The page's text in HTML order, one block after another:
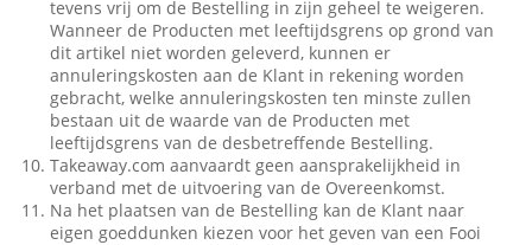
tevens vrij om de Bestelling in zijn geheel te weigeren.
Wanneer de Producten met leeftijdsgrens op grond van
dit artikel niet worden geleverd, kunnen er
annuleringskosten aan de Klant in rekening worden
gebracht, welke annuleringskosten ten minste zullen
bestaan uit de waarde van de Producten met
leeftijdsgrens van de desbetreffende Bestelling.
Takeaway.com aanvaardt geen aansprakelijkheid in
verband met de uitvoering van de Overeenkomst.
Na het plaatsen van de Bestelling kan de Klant naar
eigen goeddunken kiezen voor het geven van een Fooi